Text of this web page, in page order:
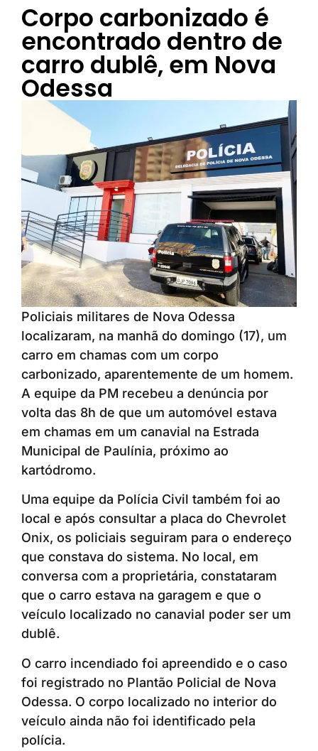
Corpo carbonizado é
encontrado dentro de
carro dublê, em Nova
Odessa
Policiais militares de Nova Odessa
localizaram, na manhã do domingo (17), um
carro em chamas com um corpo
carbonizado, aparentemente de um homem.
A equipe da PM recebeu a denúncia por
volta das 8h de que um automóvel estava
em chamas em um canavial na Estrada
Municipal de Paulínia, próximo ao
kartódromo.
Uma equipe da Polícia Civil também foi ao
local e após consultar a placa do Chevrolet
Onix, os policiais seguiram para o endereço
que constava do sistema. No local, em
conversa com a proprietária, constataram
que o carro estava na garagem e que o
veículo localizado no canavial poder ser um
dublê.
O carro incendiado foi apreendido e o caso
foi registrado no Plantão Policial de Nova
Odessa. O corpo localizado no interior do
veículo ainda não foi identificado pela
polícia.